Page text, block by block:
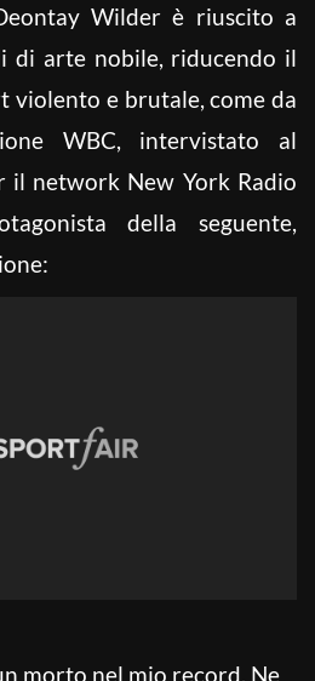
Wilder è riuscito a
di arte nobile, riducendo il
violento e brutale, come da
WBC, intervistato al
il network New York Radio
della seguente,
morto nel mio record. Ne